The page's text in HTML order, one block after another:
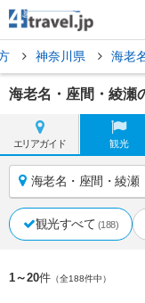
神奈川県 海老
海老名・座間・綾瀬
エリアガイド 観光
海老名・座間・綾瀬
観光すべて (188)
1～20件 （全188件中）